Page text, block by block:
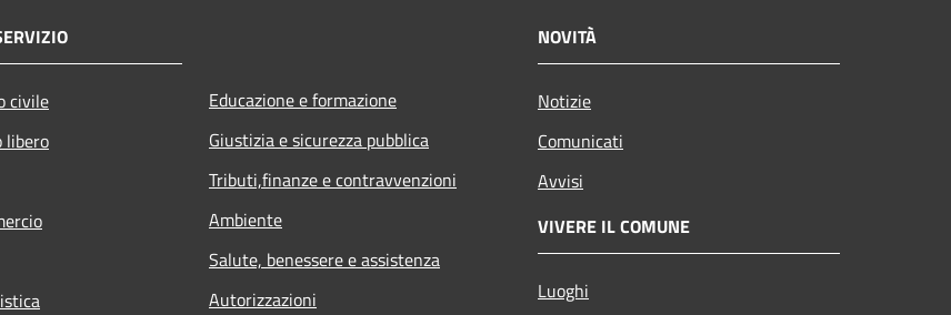
civile
libero
Educazione e formazione
Giustizia e sicurezza pubblica
Tributi,finanze e contravvenzioni
Ambiente
Salute, benessere e assistenza
Autorizzazioni
NOVITÀ
Notizie
Comunicati
Avvisi
VIVERE IL COMUNE
Luoghi